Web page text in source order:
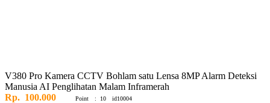
V380 Pro Kamera CCTV Bohlam satu Lensa 8MP Alarm Deteksi
Manusia AI Penglihatan Malam Inframerah
Rp. 100.000
Point : 10 id10004